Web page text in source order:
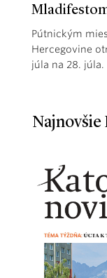
Pútnickým
Hercegovine
júla na 28. júla.
Najnovšie